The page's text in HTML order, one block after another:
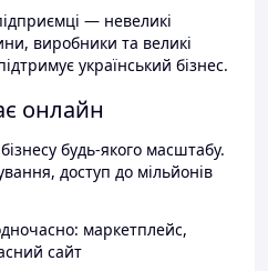
— невеликі
виробники та великі
український бізнес.
онлайн
будь-якого масштабу.
доступ до мільйонів
маркетплейс,
сайт